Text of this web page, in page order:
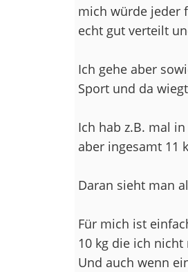
mich würde jeder
echt gut verteilt
Ich gehe aber
Sport und da
Ich hab z.B. mal
aber ingesamt 11
Daran sieht man
Für mich ist
10 kg die ich
Und auch wenn